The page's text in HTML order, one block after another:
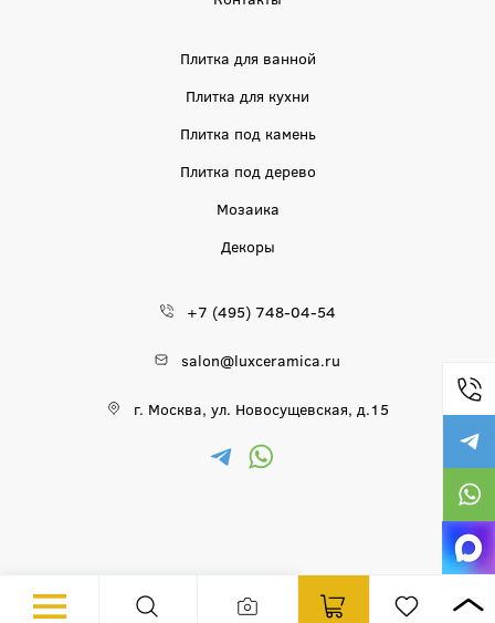
Плитка для ванной
Плитка для кухни
Плитка под камень
Плитка под дерево
Мозаика
Декоры
+7 (495) 748-04-54
salon@luxceramica.ru
г. Москва, ул. Новосущевская, д.15